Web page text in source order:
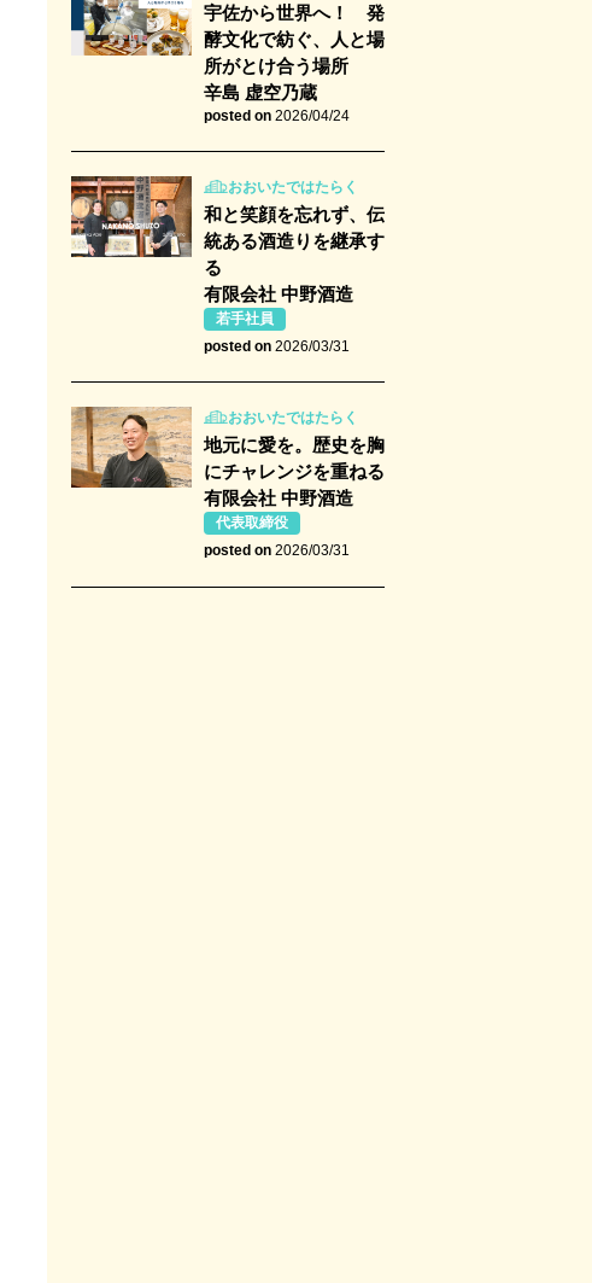
宇佐から世界へ！ 発
酵文化で紡ぐ、人と場
所がとけ合う場所
辛島 虚空乃蔵
posted on 2026/04/24
おおいたではたらく
和と笑顔を忘れず、伝
統ある酒造りを継承す
る
有限会社 中野酒造
若手社員
posted on 2026/03/31
おおいたではたらく
地元に愛を。歴史を胸
にチャレンジを重ねる
有限会社 中野酒造
代表取締役
posted on 2026/03/31